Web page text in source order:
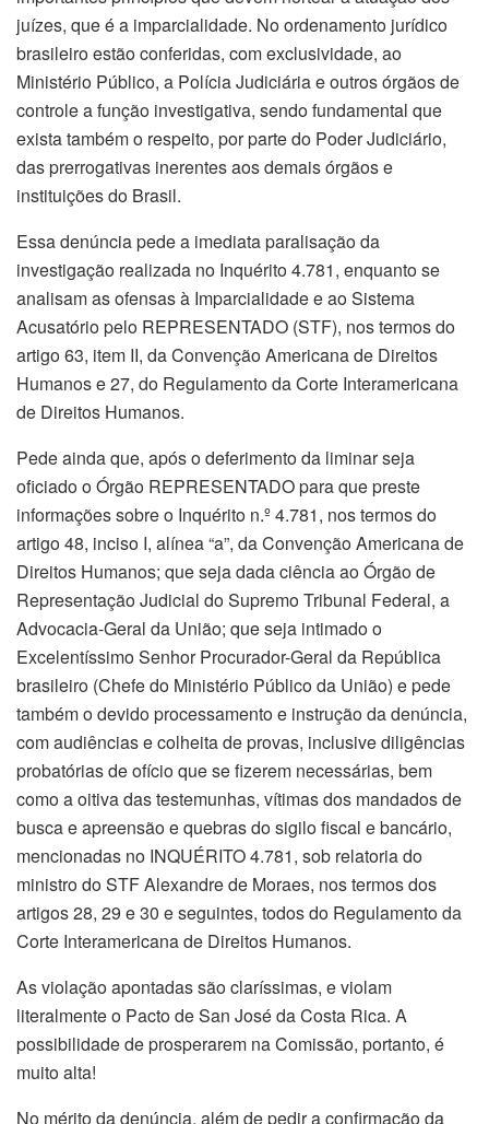
juízes, que é a imparcialidade. No ordenamento jurídico
brasileiro estão conferidas, com exclusividade, ao
Ministério Público, a Polícia Judiciária e outros órgãos de
controle a função investigativa, sendo fundamental que
exista também o respeito, por parte do Poder Judiciário,
das prerrogativas inerentes aos demais órgãos e
instituições do Brasil.
Essa denúncia pede a imediata paralisação da
investigação realizada no Inquérito 4.781, enquanto se
analisam as ofensas à Imparcialidade e ao Sistema
Acusatório pelo REPRESENTADO (STF), nos termos do
artigo 63, item II, da Convenção Americana de Direitos
Humanos e 27, do Regulamento da Corte Interamericana
de Direitos Humanos.
Pede ainda que, após o deferimento da liminar seja
oficiado o Órgão REPRESENTADO para que preste
informações sobre o Inquérito n.º 4.781, nos termos do
artigo 48, inciso I, alínea “a”, da Convenção Americana de
Direitos Humanos; que seja dada ciência ao Órgão de
Representação Judicial do Supremo Tribunal Federal, a
Advocacia-Geral da União; que seja intimado o
Excelentíssimo Senhor Procurador-Geral da República
brasileiro (Chefe do Ministério Público da União) e pede
também o devido processamento e instrução da denúncia,
com audiências e colheita de provas, inclusive diligências
probatórias de ofício que se fizerem necessárias, bem
como a oitiva das testemunhas, vítimas dos mandados de
busca e apreensão e quebras do sigilo fiscal e bancário,
mencionadas no INQUÉRITO 4.781, sob relatoria do
ministro do STF Alexandre de Moraes, nos termos dos
artigos 28, 29 e 30 e seguintes, todos do Regulamento da
Corte Interamericana de Direitos Humanos.
As violação apontadas são claríssimas, e violam
literalmente o Pacto de San José da Costa Rica. A
possibilidade de prosperarem na Comissão, portanto, é
muito alta!
No mérito da denúncia, além de pedir a confirmação da